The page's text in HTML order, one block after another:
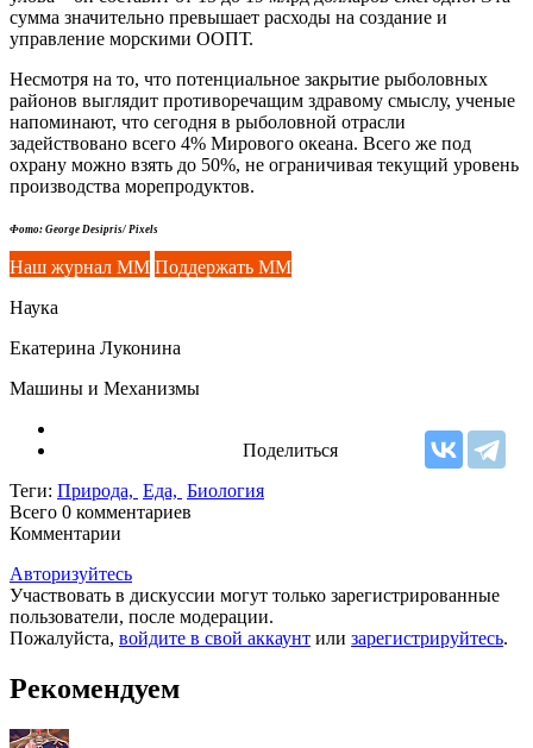
сумма значительно превышает расходы на создание и
управление морскими ООПТ.
Несмотря на то, что потенциальное закрытие рыболовных
районов выглядит противоречащим здравому смыслу, ученые
напоминают, что сегодня в рыболовной отрасли
задействовано всего 4% Мирового океана. Всего же под
охрану можно взять до 50%, не ограничивая текущий уровень
производства морепродуктов.
Фото: George Desipris/ Pixels
Наш журнал ММ Поддержать ММ
Наука
Екатерина Луконина
Машины и Механизмы
Поделиться
Теги: Природа, Еда, Биология
Всего 0 комментариев
Комментарии
Авторизуйтесь
Участвовать в дискуссии могут только зарегистрированные
пользователи, после модерации.
Пожалуйста, войдите в свой аккаунт или зарегистрируйтесь.
Рекомендуем